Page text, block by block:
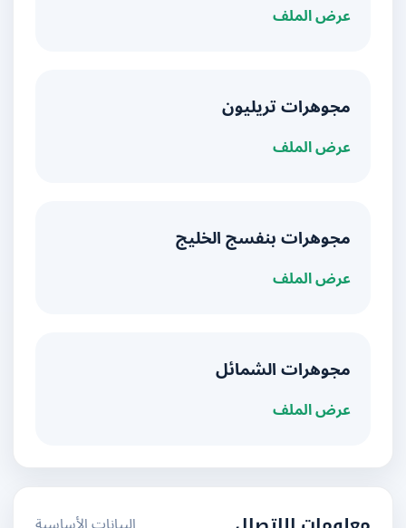
عرض الملف
مجوهرات تريليون
عرض الملف
مجوهرات بنفسج الخليج
عرض الملف
مجوهرات الشمائل
عرض الملف